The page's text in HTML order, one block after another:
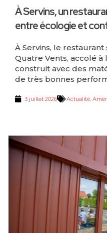
À Servins, un
entre écologie et
À Servins, le
Quatre Vents, accolé à
construit avec des
de très bonnes
3 juillet 2026 Actualité,